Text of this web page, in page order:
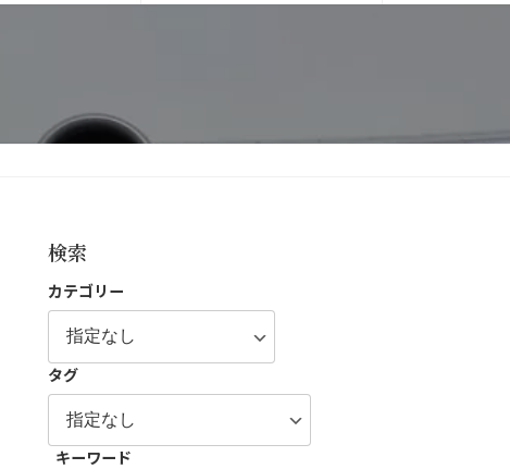
検索
カテゴリー
タグ
キーワード